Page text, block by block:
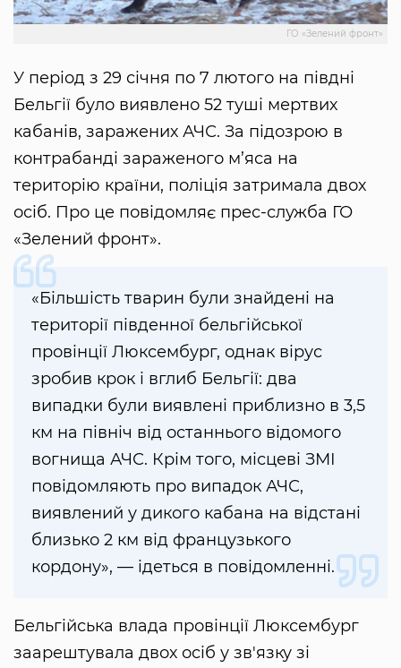
ГО «Зелений фронт»
У період з 29 січня по 7 лютого на півдні
Бельгії було виявлено 52 туші мертвих
кабанів, заражених АЧС. За підозрою в
контрабанді зараженого м’яса на
територію країни, поліція затримала двох
осіб. Про це повідомляє прес-служба ГО
«Зелений фронт».
«Більшість тварин були знайдені на
території південної бельгійської
провінції Люксембург, однак вірус
зробив крок і вглиб Бельгії: два
випадки були виявлені приблизно в 3,5
км на північ від останнього відомого
вогнища АЧС. Крім того, місцеві ЗМІ
повідомляють про випадок АЧС,
виявлений у дикого кабана на відстані
близько 2 км від французького
кордону», — ідеться в повідомленні.
Бельгійська влада провінції Люксембург
заарештувала двох осіб у зв'язку зі